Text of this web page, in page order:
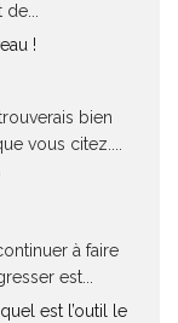
!
bien
vous citez....
à faire
est...
est l’outil le